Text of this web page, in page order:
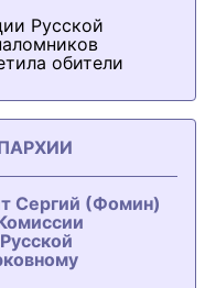
Русской
обители
Сергий (Фомин)